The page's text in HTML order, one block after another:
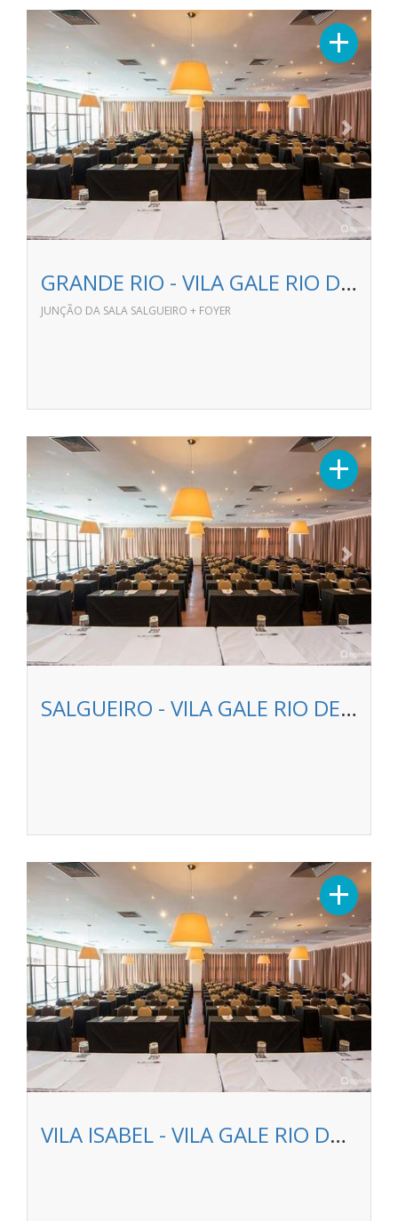
+
Previous Next
GRANDE RIO - VILA GALE RIO DE JANEIRO
JUNÇÃO DA SALA SALGUEIRO + FOYER
+
Previous Next
SALGUEIRO - VILA GALE RIO DE JANEIRO
+
Previous Next
VILA ISABEL - VILA GALE RIO DE JANEIRO